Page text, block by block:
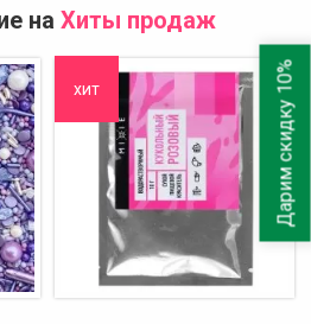
на Хиты продаж
хит Дарим скидку 10%